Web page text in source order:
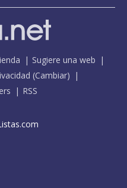
Sugiere una web
(Cambiar)
RSS